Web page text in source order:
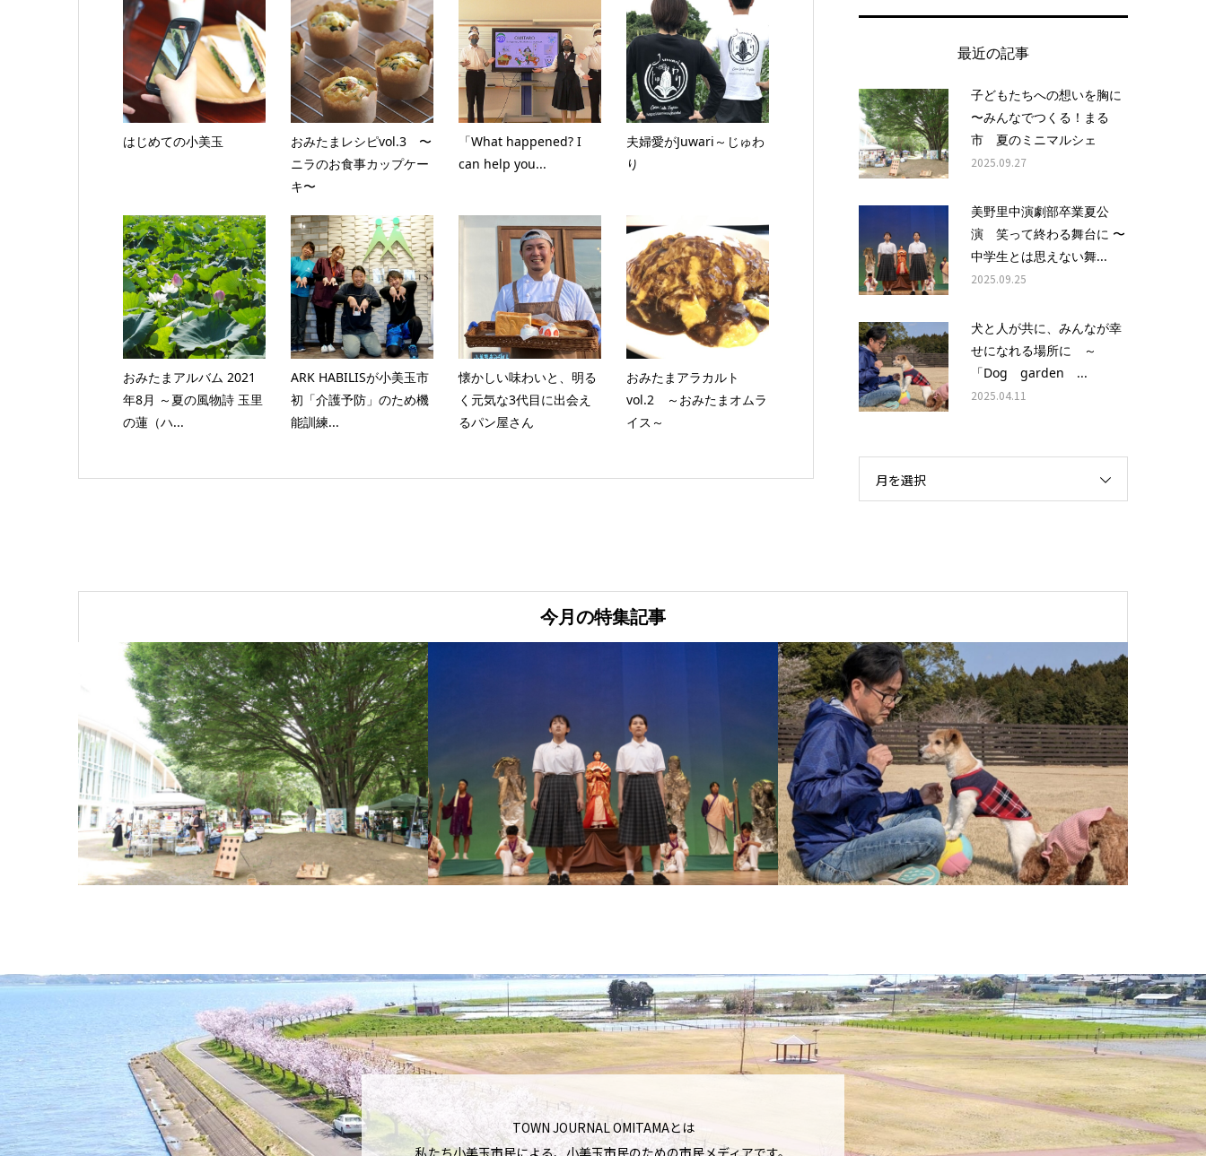
はじめての小美玉
おみたまレシピvol.3 〜
ニラのお食事カップケー
キ〜
「What happened? I
can help you...
夫婦愛がJuwari～じゅわ
り
おみたまアルバム 2021
年8月 ～夏の風物詩 玉里
の蓮（ハ...
ARK HABILISが小美玉市
初「介護予防」のため機
能訓練...
懐かしい味わいと、明る
く元気な3代目に出会え
るパン屋さん
おみたまアラカルト
vol.2 ～おみたまオムラ
イス～
最近の記事
子どもたちへの想いを胸に
〜みんなでつくる！まる
市 夏のミニマルシェ
2025.09.27
美野里中演劇部卒業夏公
演 笑って終わる舞台に 〜
中学生とは思えない舞...
2025.09.25
犬と人が共に、みんなが幸
せになれる場所に ～
「Dog garden ...
2025.04.11
月を選択
今月の特集記事
TOWN JOURNAL OMITAMAとは